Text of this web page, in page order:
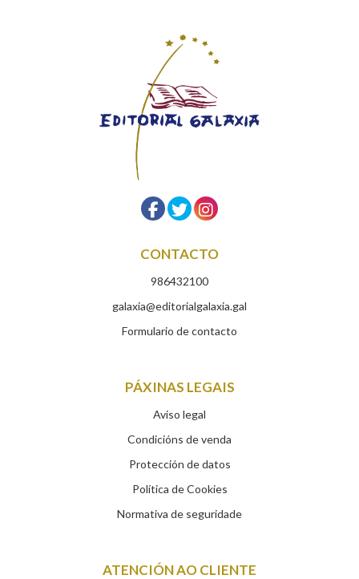
CONTACTO
986432100
galaxia@editorialgalaxia.gal
Formulario de contacto
PÁXINAS LEGAIS
Aviso legal
Condicións de venda
Protección de datos
Política de Cookies
Normativa de seguridade
ATENCIÓN AO CLIENTE